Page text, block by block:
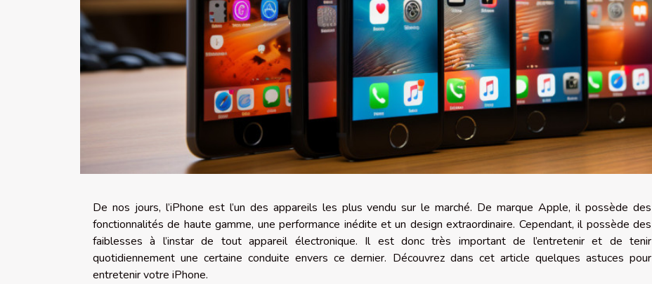
De nos jours, l’iPhone est l’un des appareils les plus vendu sur le marché. De marque Apple, il possède des
fonctionnalités de haute gamme, une performance inédite et un design extraordinaire. Cependant, il possède des
faiblesses à l’instar de tout appareil électronique. Il est donc très important de l’entretenir et de tenir
quotidiennement une certaine conduite envers ce dernier. Découvrez dans cet article quelques astuces pour
entretenir votre iPhone.